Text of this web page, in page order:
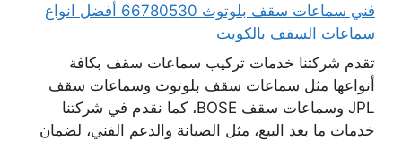
فني سماعات سقف بلوتوث 66780530 أفضل انواع
سماعات السقف بالكويت
تقدم شركتنا خدمات تركيب سماعات سقف بكافة
أنواعها مثل سماعات سقف بلوتوث وسماعات سقف
JPL وسماعات سقف BOSE، كما نقدم في شركتنا
خدمات ما بعد البيع، مثل الصيانة والدعم الفني، لضمان